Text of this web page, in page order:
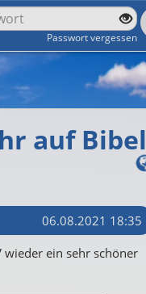
Passwort vergessen
auf Bibel
06.08.2021 18:35
ein sehr schöner